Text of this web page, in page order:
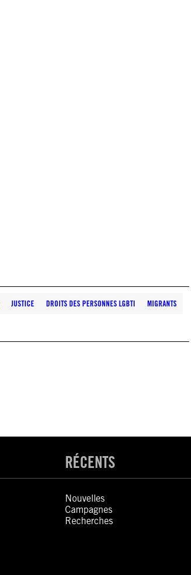
JUSTICE DROITS DES PERSONNES LGBTI MIGRANTS
RÉCENTS
Nouvelles
Campagnes
Recherches